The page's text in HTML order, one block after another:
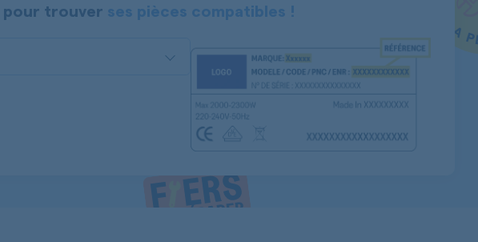
pour trouver ses pièces compatibles !